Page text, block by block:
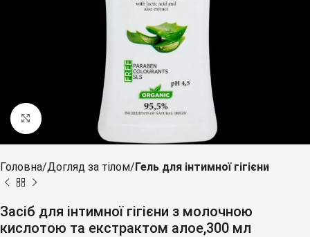
Клацніть, щоб збільшити
Головна Догляд за тілом Гель для інтимної гігієни
Засіб для інтимної гігієни з молочною
кислотою та екстрактом алое,300 мл